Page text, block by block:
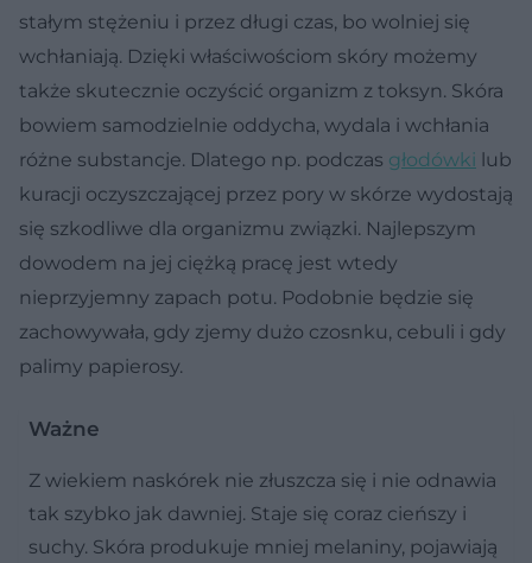
stałym stężeniu i przez długi czas, bo wolniej się
wchłaniają. Dzięki właściwościom skóry możemy
także skutecznie oczyścić organizm z toksyn. Skóra
bowiem samodzielnie oddycha, wydala i wchłania
różne substancje. Dlatego np. podczas głodówki lub
kuracji oczyszczającej przez pory w skórze wydostają
się szkodliwe dla organizmu związki. Najlepszym
dowodem na jej ciężką pracę jest wtedy
nieprzyjemny zapach potu. Podobnie będzie się
zachowywała, gdy zjemy dużo czosnku, cebuli i gdy
palimy papierosy.
Ważne
Z wiekiem naskórek nie złuszcza się i nie odnawia
tak szybko jak dawniej. Staje się coraz cieńszy i
suchy. Skóra produkuje mniej melaniny, pojawiają